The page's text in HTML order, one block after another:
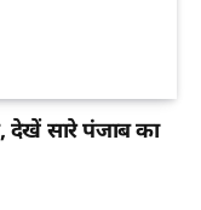
देखें सारे पंजाब का